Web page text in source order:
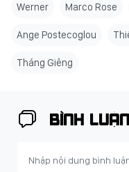
Werner Marco Rose
Ange Postecoglou
Tháng Giêng
BÌNH LUẬN